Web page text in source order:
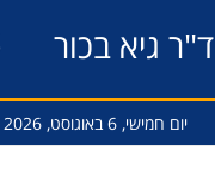
ד"ר גיא בכור
יום חמישי, 6 באוגוסט, 2026